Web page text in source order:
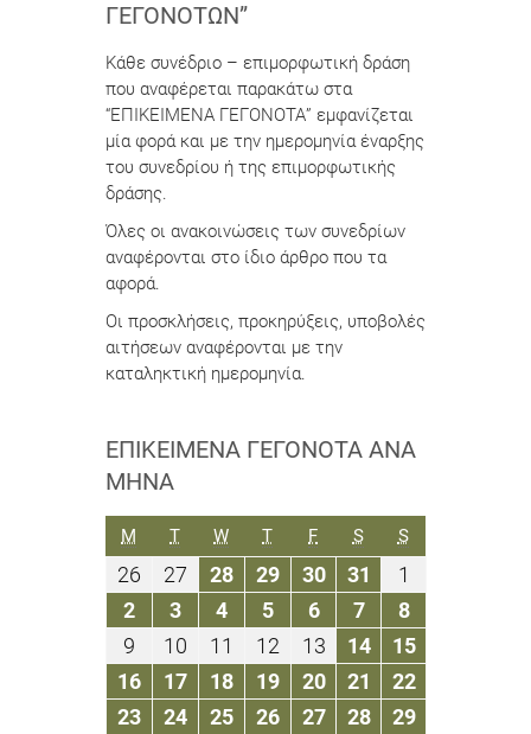
ΓΕΓΟΝΌΤΩΝ”
Κάθε συνέδριο – επιμορφωτική δράση
που αναφέρεται παρακάτω στα
“ΕΠΙΚΕΙΜΕΝΑ ΓΕΓΟΝΟΤΑ” εμφανίζεται
μία φορά και με την ημερομηνία έναρξης
του συνεδρίου ή της επιμορφωτικής
δράσης.
Όλες οι ανακοινώσεις των συνεδρίων
αναφέρονται στο ίδιο άρθρο που τα
αφορά.
Οι προσκλήσεις, προκηρύξεις, υποβολές
αιτήσεων αναφέρονται με την
καταληκτική ημερομηνία.
ΕΠΙΚΕΊΜΕΝΑ ΓΕΓΟΝΌΤΑ ΑΝΆ
ΜΉΝΑ
M ΔΕΥΤΈΡΑ
TΤΡΊΤΗ
WΤΕΤΆΡΤΗ
TΠΈΜΠΤΗ
FΠΑΡΑΣΚΕΥΉ
SΣΆΒΒΑΤΟ
SΚΥΡΙΑΚΉ
26
Αυγούστου
2019
27
Αυγούστου
2019
2828
Αυγούστου
2019
2929
Αυγούστου
2019
3030
Αυγούστου
2019
31
Αυγούστου
2019
1
2019
22
Σεπτεμβρίου
2019
33
Σεπτεμβρίου
2019
44
Σεπτεμβρίου
2019
55
Σεπτεμβρίου
2019
66
Σεπτεμβρίου
2019
77
Σεπτεμβρίου
2019
88
2019
9
Σεπτεμβρίου
2019
10
Σεπτεμβρίου
2019
11
Σεπτεμβρίου
2019
12
Σεπτεμβρίου
2019
1313
Σεπτεμβρίου
2019
1414
Σεπτεμβρίου
2019
1515
2019
1616
Σεπτεμβρίου
1717
Σεπτεμβρίου
1818
Σεπτεμβρίου
1919
Σεπτεμβρίου
2020
Σεπτεμβρίου
21 21
Σεπτεμβρίου
2222
2323 2424 2525 2626 272728282929